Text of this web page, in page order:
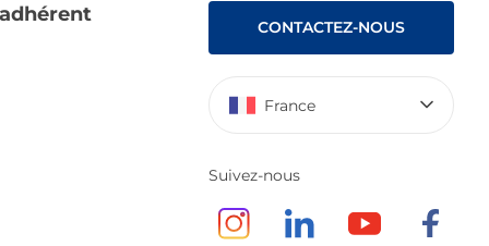
CONTACTEZ-NOUS
France
Suivez-nous